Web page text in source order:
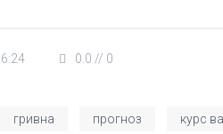
0.0 // 0
гривна прогноз курс